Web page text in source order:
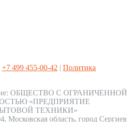
+7 499 455-00-42 | Политика
ОБЩЕСТВО С ОГРАНИЧЕННОЙ
«ПРЕДПРИЯТИЕ
ТЕХНИКИ»
Московская область, город Сергиев